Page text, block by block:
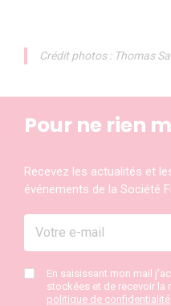
Crédit photos : Thomas
Pour ne rien
Recevez les actualités et
événements de la Société
En saisissant mon mail
stockées et de recevoir la
politique de confidentialité